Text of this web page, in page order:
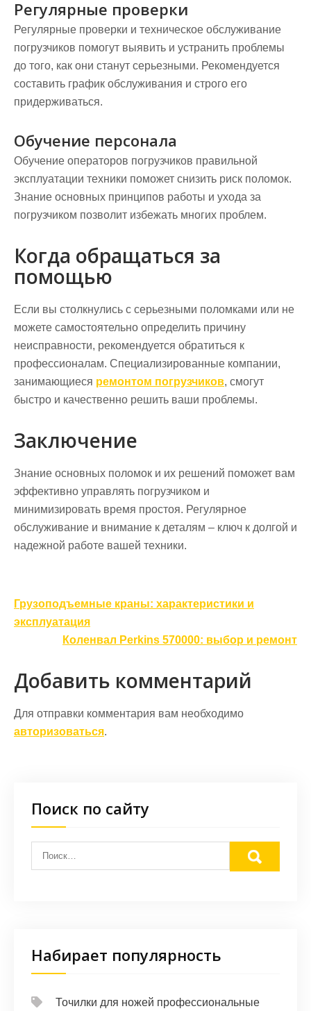
Регулярные проверки
Регулярные проверки и техническое обслуживание
погрузчиков помогут выявить и устранить проблемы
до того, как они станут серьезными. Рекомендуется
составить график обслуживания и строго его
придерживаться.
Обучение персонала
Обучение операторов погрузчиков правильной
эксплуатации техники поможет снизить риск поломок.
Знание основных принципов работы и ухода за
погрузчиком позволит избежать многих проблем.
Когда обращаться за
помощью
Если вы столкнулись с серьезными поломками или не
можете самостоятельно определить причину
неисправности, рекомендуется обратиться к
профессионалам. Специализированные компании,
занимающиеся ремонтом погрузчиков, смогут
быстро и качественно решить ваши проблемы.
Заключение
Знание основных поломок и их решений поможет вам
эффективно управлять погрузчиком и
минимизировать время простоя. Регулярное
обслуживание и внимание к деталям – ключ к долгой и
надежной работе вашей техники.
Навигация
по
записям
Грузоподъемные краны: характеристики и
эксплуатация
Коленвал Perkins 570000: выбор и ремонт
Добавить комментарий
Для отправки комментария вам необходимо
авторизоваться.
Поиск по сайту
Набирает популярность
Точилки для ножей профессиональные